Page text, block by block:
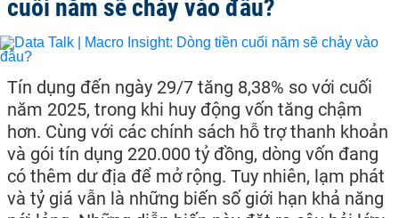
cuối năm sẽ chảy vào đâu?
Tín dụng đến ngày 29/7 tăng 8,38% so với cuối
năm 2025, trong khi huy động vốn tăng chậm
hơn. Cùng với các chính sách hỗ trợ thanh khoản
và gói tín dụng 220.000 tỷ đồng, dòng vốn đang
có thêm dư địa để mở rộng. Tuy nhiên, lạm phát
và tỷ giá vẫn là những biến số giới hạn khả năng